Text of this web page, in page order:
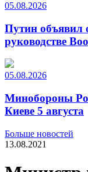
05.08.2026
Путин объявил
руководстве
05.08.2026
Минобороны
Киеве 5 августа
Больше новостей
13.08.2021